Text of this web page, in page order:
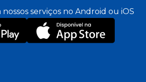
serviços no Android ou iOS